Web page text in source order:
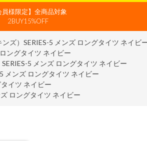
員様限定】全商品対象
2BUY15%OFF
ズ）SERIES-5 メンズ ロングタイツ ネイビ
ングタイツ ネイビー
5 メンズ ロングタイツ ネイビー
メンズ ロングタイツ ネイビー
イツ ネイビー
ロングタイツ ネイビー